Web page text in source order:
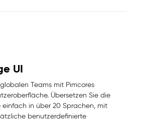
UI
Teams mit Pimcores
Übersetzen Sie die
in über 20 Sprachen, mit
benutzerdefinierte